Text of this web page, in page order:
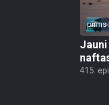
pirms
415.